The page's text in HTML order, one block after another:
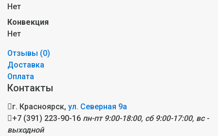
Нет
Конвекция
Нет
Отзывы (0)
Доставка
Оплата
Контакты
г. Красноярск, ул. Северная 9а
+7 (391) 223-90-16 пн-пт 9:00-18:00, сб 9:00-17:00, вс -
выходной